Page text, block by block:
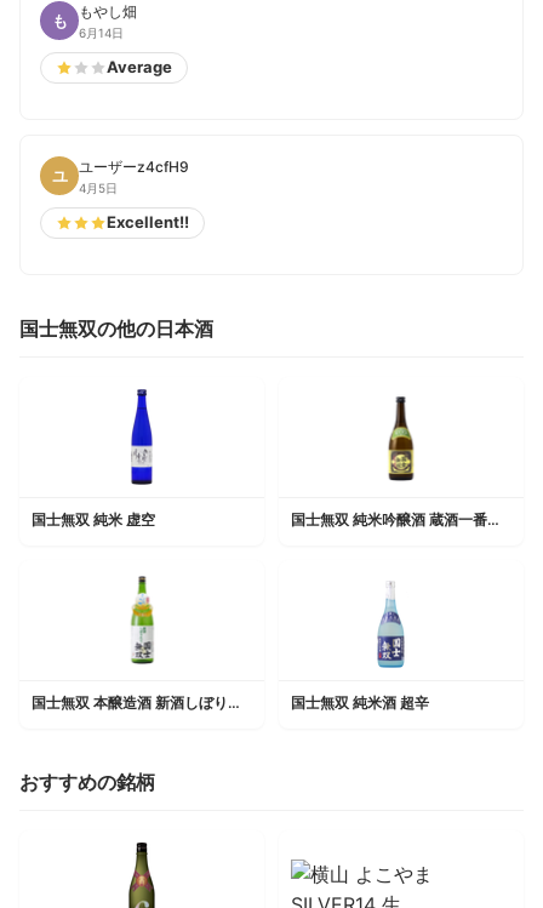
も もやし畑
6月14日
Average
ユ ユーザーz4cfH9
4月5日
Excellent!!
国士無双の他の日本酒
国士無双 純米 虚空 国士無双 純米吟醸酒 蔵酒一番しぼり きたしずく
国士無双 本醸造酒 新酒しぼりたて 国士無双 純米酒 超辛
おすすめの銘柄